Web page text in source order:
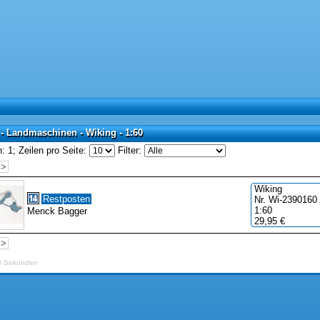
Landmaschinen - Wiking - 1:60
Landmaschinen - Wiking - 1:60
1; Zeilen pro Seite:
Filter:
Restposten
Menck Bagger
Wiking
Nr. Wi-2390160
1:60
29,95 €
Sekunden